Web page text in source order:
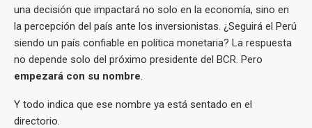
una decisión que impactará no solo en la economía, sino en
la percepción del país ante los inversionistas. ¿Seguirá el Perú
siendo un país confiable en política monetaria? La respuesta
no depende solo del próximo presidente del BCR. Pero
empezará con su nombre.
Y todo indica que ese nombre ya está sentado en el
directorio.